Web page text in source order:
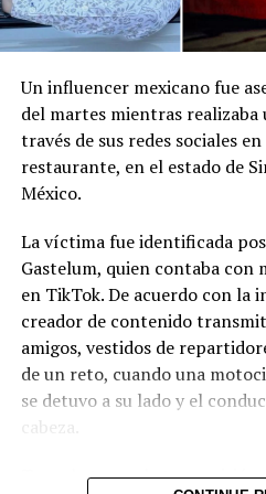
Finalizan las evacuaciones
zarpa de Canarias rumbo a
Países Bajos
11 mayo, 2026
UP NEXT
Pandillera de MS pasará 16
extorsión
DON'T MISS
Alcalde de NYC presenta un
Un influencer mexicano fue
del martes mientras
través de sus redes sociales
restaurante, en el estado de
México.
La víctima fue identificada
Gastelum, quien contaba con
en TikTok. De acuerdo con la
creador de contenido
amigos, vestidos de
de un reto, cuando una
se detuvo a su lado y el
cabeza.
Tras el ataque, la